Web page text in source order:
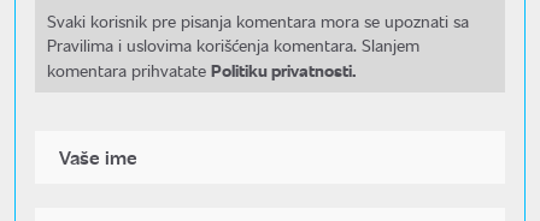
Svaki korisnik pre pisanja komentara mora se upoznati sa
Pravilima i uslovima korišćenja komentara. Slanjem
komentara prihvatate Politiku privatnosti.